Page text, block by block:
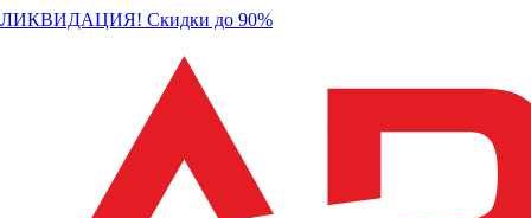
ЛИКВИДАЦИЯ! Скидки до 90%